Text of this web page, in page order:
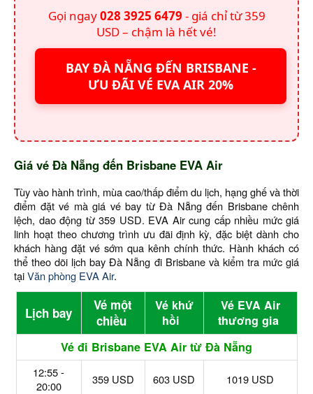
Gọi ngay028 3925 6479 - giá chỉ từ 359
USD – chậm là hết vé!
BAY ĐÀ NẴNG ĐẾN BRISBANE -
ƯU ĐÃI VÉ EVA AIR 20%
Giá vé Đà Nẵng đến Brisbane EVA Air
Tùy vào hành trình, mùa cao/thấp điểm du lịch, hạng ghế và thời
điểm đặt vé mà giá vé bay từ Đà Nẵng đến Brisbane chênh
lệch, dao động từ 359 USD. EVA Air cung cấp nhiều mức giá
linh hoạt theo chương trình ưu đãi định kỳ, đặc biệt dành cho
khách hàng đặt vé sớm qua kênh chính thức. Hành khách có
thể theo dõi lịch bay Đà Nẵng đi Brisbane và kiểm tra mức giá
tạiVăn phòng EVA Air.
Lịch bay
Vé một
chiều
Vé khứ
hồi
Vé EVA Air
thương gia
Vé đi Brisbane EVA Air từ Đà Nẵng
12:55 -
20:00
359 USD 603 USD 1019 USD